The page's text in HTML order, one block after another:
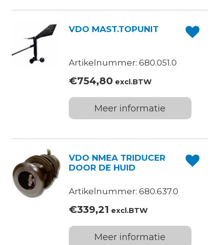
VDO MAST.TOPUNIT
Artikelnummer: 680.051.0
€754,80 excl.BTW
Meer informatie
VDO NMEA TRIDUCER
DOOR DE HUID
Artikelnummer: 680.637.0
€339,21 excl.BTW
Meer informatie